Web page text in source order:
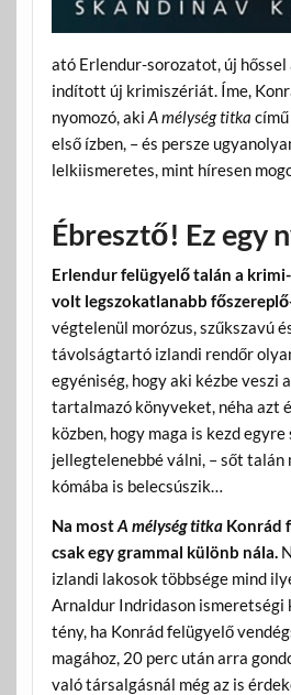
ató Erlendur-sorozatot, új hőssel
indított új krimiszériát. Íme,
nyomozó, aki A mélység titka
első ízben, – és persze
lelkiismeretes, mint híresen
Ébresztő! Ez egy
Erlendur felügyelő talán a
volt legszokatlanabb
végtelenül morózus, szűkszavú
távolságtartó izlandi rendőr
egyéniség, hogy aki kézbe veszi
tartalmazó könyveket, néha azt
közben, hogy maga is kezd egyre
jellegtelenebbé válni, – sőt talán
kómába is belecsúszik…
Na mostA mélység titkaKonrád
csak egy grammal különb nála.
izlandi lakosok többsége mind
Arnaldur Indridason ismeretségi
tény, ha Konrád felügyelő
magához, 20 perc után arra
való társalgásnál még az is